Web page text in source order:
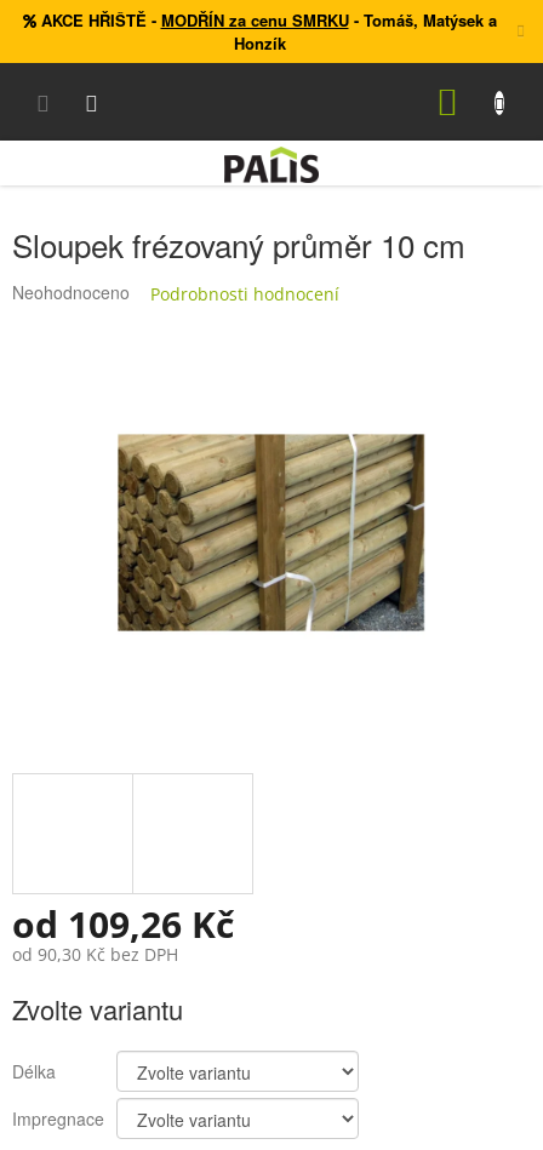
Přejít
obsah
AKCE HŘIŠTĚ- MODŘÍN za cenu SMRKU- Tomáš, Matýsek a
Honzík
Sloupek frézovaný průměr 10 cm
Průměrné
Neohodnoceno Podrobnosti hodnocení
od 109,26 Kč
od 90,30 Kč bez DPH
cena:
Zvolte variantu
Délka
Impregnace